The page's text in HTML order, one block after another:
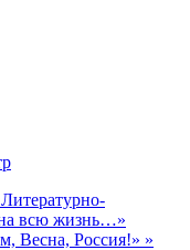
всю жизнь…»
Весна, Россия!» »